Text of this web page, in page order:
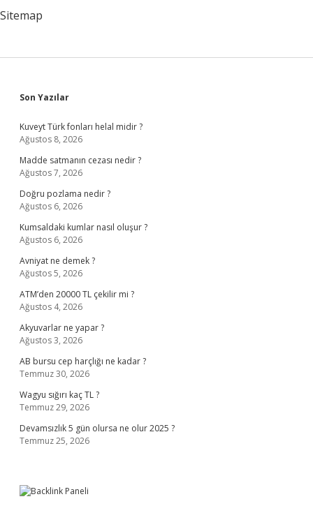
Sitemap
Sidebar
Son Yazılar
Kuveyt Türk fonları helal midir ?
Ağustos 8, 2026
Madde satmanın cezası nedir ?
Ağustos 7, 2026
Doğru pozlama nedir ?
Ağustos 6, 2026
Kumsaldaki kumlar nasıl oluşur ?
Ağustos 6, 2026
Avniyat ne demek ?
Ağustos 5, 2026
ATM’den 20000 TL çekilir mi ?
Ağustos 4, 2026
Akyuvarlar ne yapar ?
Ağustos 3, 2026
AB bursu cep harçlığı ne kadar ?
Temmuz 30, 2026
Wagyu sığırı kaç TL ?
Temmuz 29, 2026
Devamsızlık 5 gün olursa ne olur 2025 ?
Temmuz 25, 2026